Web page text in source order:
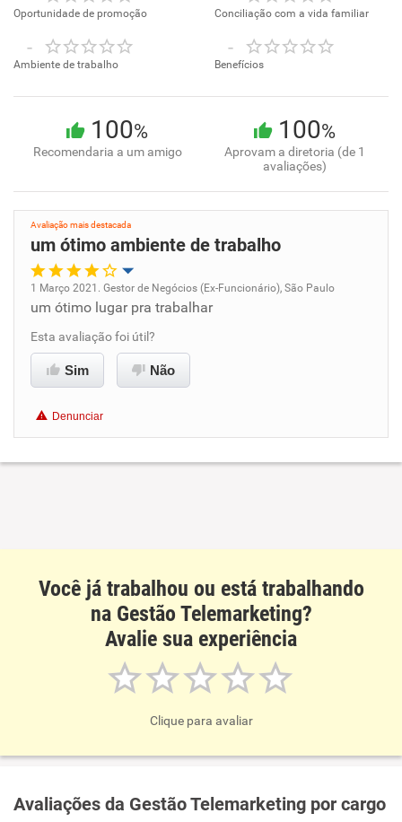
Oportunidade de promoção Conciliação com a vida familiar
-
Ambiente de trabalho
-
Benefícios
100%
Recomendaria a um amigo
100%
Aprovam a diretoria (de 1
avaliações)
Avaliação mais destacada
um ótimo ambiente de trabalho
Oportunidade de promoção
Ambiente de trabalho
Benefícios
1 Março 2021. Gestor de Negócios (Ex-Funcionário), São Paulo
um ótimo lugar pra trabalhar
Esta avaliação foi útil?
Sim Não
Denunciar
Você já trabalhou ou está trabalhando
na Gestão Telemarketing?
Avalie sua experiência
Clique para avaliar
Avaliações da Gestão Telemarketing por cargo